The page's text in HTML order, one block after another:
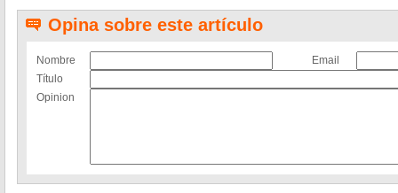
Opina sobre este artículo
Nombre
Email
Título
Opinion